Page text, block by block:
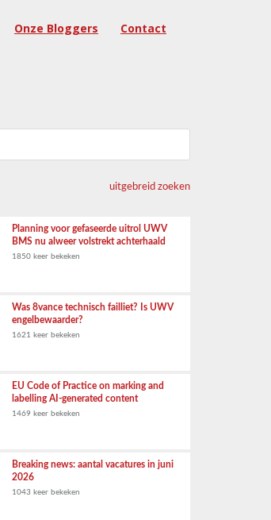
Onze Bloggers Contact
uitgebreid zoeken
Planning voor gefaseerde uitrol UWV
BMS nu alweer volstrekt achterhaald
1850 keer bekeken
Was 8vance technisch failliet? Is UWV
engelbewaarder?
1621 keer bekeken
EU Code of Practice on marking and
labelling AI-generated content
1469 keer bekeken
Breaking news: aantal vacatures in juni
2026
1043 keer bekeken